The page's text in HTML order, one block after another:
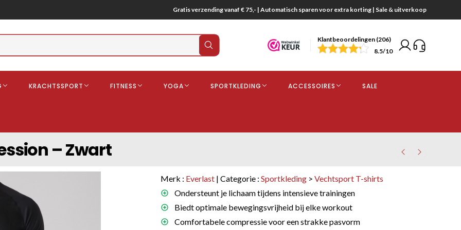
Gratis verzending vanaf € 75,- | Automatisch sparen voor extra korting | Sale & uitverkoop
Klantbeoordelingen (206)
8.5/10
Gebitsbescherming
KRACHTSSPORT FITNESS YOGA SPORTKLEDING ACCESSOIRES SALE
– Zwart
Merk : Everlast | Categorie :Sportkleding >Vechtsport T-shirts
Ondersteunt je lichaam tijdens intensieve trainingen
Biedt optimale bewegingsvrijheid bij elke workout
Comfortabele compressie voor een strakke pasvorm